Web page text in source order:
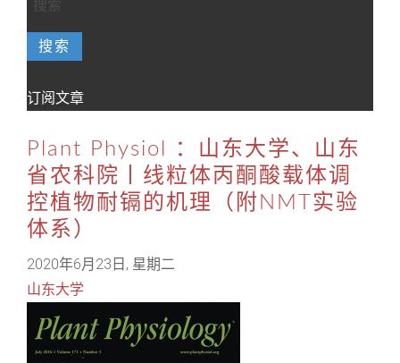
搜索
订阅文章
Plant Physiol ：山东大学、山东
省农科院丨线粒体丙酮酸载体调
控植物耐镉的机理（附NMT实验
体系）
2020年6月23日, 星期二
山东大学